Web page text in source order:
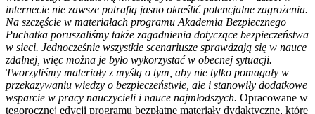
internecie nie zawsze potrafią jasno określić potencjalne zagrożenia.
Na szczęście w materiałach programu Akademia Bezpiecznego
Puchatka poruszaliśmy także zagadnienia dotyczące bezpieczeństwa
w sieci. Jednocześnie wszystkie scenariusze sprawdzają się w nauce
zdalnej, więc można je było wykorzystać w obecnej sytuacji.
Tworzyliśmy materiały z myślą o tym, aby nie tylko pomagały w
przekazywaniu wiedzy o bezpieczeństwie, ale i stanowiły dodatkowe
wsparcie w pracy nauczycieli i nauce najmłodszych. Opracowane w
tegorocznej edycji programu bezpłatne materiały dydaktyczne, które